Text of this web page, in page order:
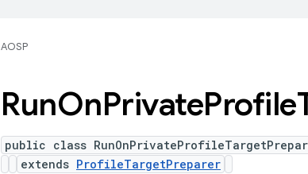
AOSP
RunOnPrivateProfile
public class
extends ProfileTargetPreparer